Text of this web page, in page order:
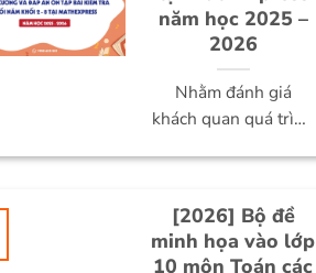
năm học 2025 –
2026
Nhằm đánh giá
khách quan quá trình
[2026] Bộ đề
minh họa vào lớp
10 môn Toán các